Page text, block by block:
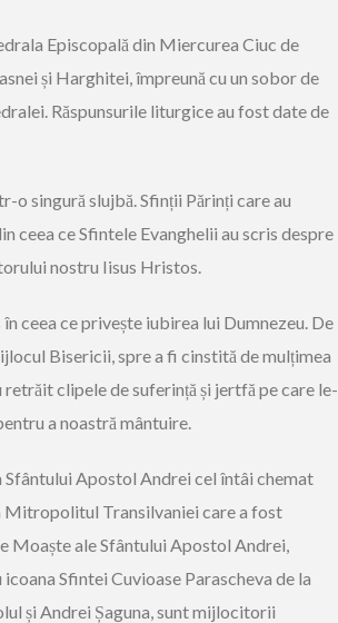
Episcopală din Miercurea Ciuc de
și Harghitei, împreună cu un sobor de
Răspunsurile liturgice au fost date de
singură slujbă. Sfinții Părinți care au
ceea ce Sfintele Evanghelii au scris despre
nostru Iisus Hristos.
ceea ce privește iubirea lui Dumnezeu. De
Bisericii, spre a fi cinstită de mulțimea
clipele de suferință și jertfă pe care le-
a noastră mântuire.
Apostol Andrei cel întâi chemat
Mitropolitul Transilvaniei care a fost
Moaște ale Sfântului Apostol Andrei,
Sfintei Cuvioase Parascheva de la
și Andrei Șaguna, sunt mijlocitorii